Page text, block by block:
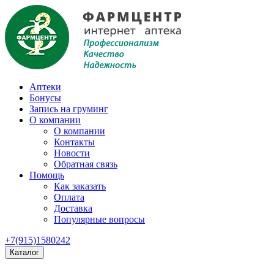
Аптеки
Бонусы
Запись на груминг
О компании
О компании
Контакты
Новости
Обратная связь
Помощь
Как заказать
Оплата
Доставка
Популярные вопросы
+7(915)1580242
Каталог